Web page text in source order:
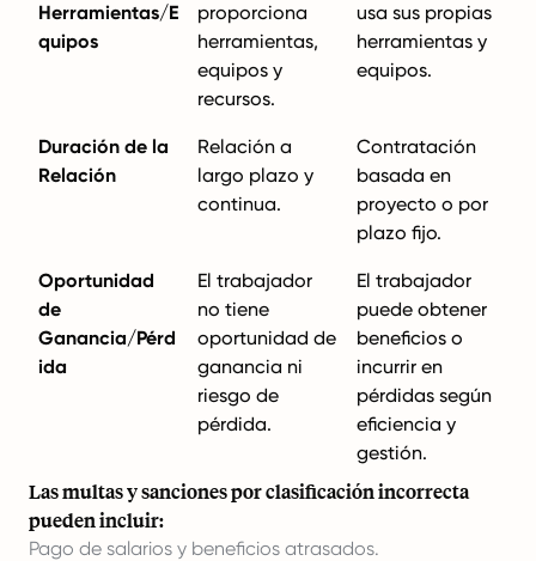
Herramientas/E
quipos
proporciona
herramientas,
equipos y
recursos.
usa sus propias
herramientas y
equipos.
Duración de la
Relación
Relación a
largo plazo y
continua.
Contratación
basada en
proyecto o por
plazo fijo.
Oportunidad
de
Ganancia/Pérd
ida
El trabajador
no tiene
oportunidad de
ganancia ni
riesgo de
pérdida.
El trabajador
puede obtener
beneficios o
incurrir en
pérdidas según
eficiencia y
gestión.
Las multas y sanciones por clasificación incorrecta
pueden incluir:
Pago de salarios y beneficios atrasados.